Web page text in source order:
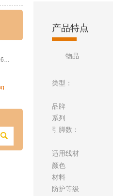
电话 : + 86 150 5162 5639

产品特点
物品
类型：
品牌
系列
引脚数：
适用线材
颜色
材料
防护等级